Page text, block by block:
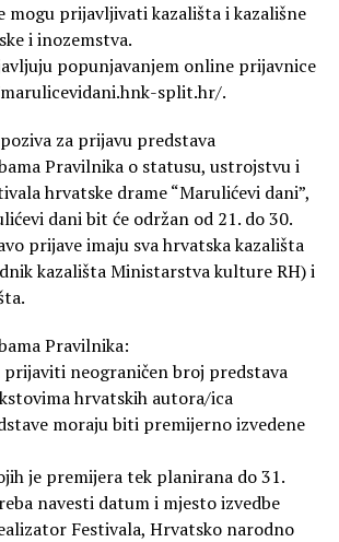
mogu prijavljivati kazališta i kazališne
i inozemstva.
popunjavanjem online prijavnice
split.hr/.
za prijavu predstava
Pravilnika o statusu, ustrojstvu i
hrvatske drame “Marulićevi dani”,
dani bit će održan od 21. do 30.
prijave imaju sva hrvatska kazališta
kazališta Ministarstva kulture RH) i
Pravilnika:
prijaviti neograničen broj predstava
hrvatskih autora/ica
moraju biti premijerno izvedene
je premijera tek planirana do 31.
navesti datum i mjesto izvedbe
Festivala, Hrvatsko narodno